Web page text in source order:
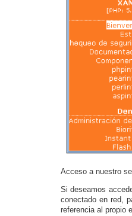
Acceso a nuestro
Si deseamos
conectado en red,
referencia al propio